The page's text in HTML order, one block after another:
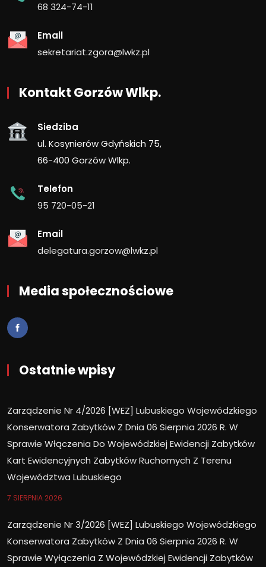
68 324-74-11
Email
sekretariat.zgora@lwkz.pl
Kontakt Gorzów Wlkp.
Siedziba
ul. Kosynierów Gdyńskich 75,
66-400 Gorzów Wlkp.
Telefon
95 720-05-21
Email
delegatura.gorzow@lwkz.pl
Media społecznościowe
Ostatnie wpisy
Zarządzenie Nr 4/2026 [WEZ] Lubuskiego Wojewódzkiego
Konserwatora Zabytków Z Dnia 06 Sierpnia 2026 R. W
Sprawie Włączenia Do Wojewódzkiej Ewidencji Zabytków
Kart Ewidencyjnych Zabytków Ruchomych Z Terenu
Województwa Lubuskiego
7 SIERPNIA 2026
Zarządzenie Nr 3/2026 [WEZ] Lubuskiego Wojewódzkiego
Konserwatora Zabytków Z Dnia 06 Sierpnia 2026 R. W
Sprawie Wyłączenia Z Wojewódzkiej Ewidencji Zabytków